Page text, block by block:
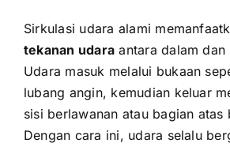
Sirkulasi udara alami
tekanan udara antara dalam dan
Udara masuk melalui bukaan
lubang angin, kemudian keluar
sisi berlawanan atau bagian atas
Dengan cara ini, udara selalu